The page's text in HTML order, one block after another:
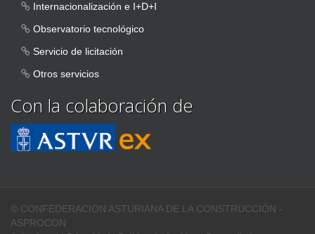
Internacionalización e I+D+I
Observatorio tecnológico
Servicio de licitación
Otros servicios
Con la colaboración de
© CONFEDERACION ASTURIANA DE LA CONSTRUCCIÓN -
ASPROCON